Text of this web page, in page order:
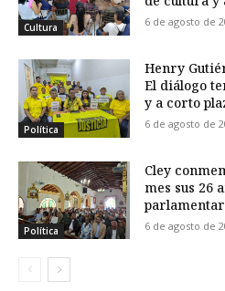
Cultura 6 de agosto de
Política
Henry
El diálogo
y a corto
6 de agosto de
Política
Cley
mes sus 26
6 de agosto de